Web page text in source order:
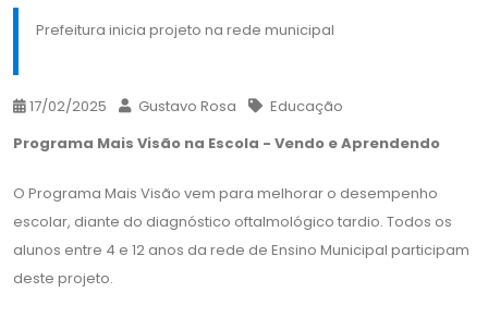
Prefeitura inicia projeto na rede municipal
17/02/2025 Gustavo Rosa
Educação
Programa Mais Visão na Escola - Vendo e Aprendendo
O Programa Mais Visão vem para melhorar o desempenho
escolar, diante do diagnóstico oftalmológico tardio. Todos os
alunos entre 4 e 12 anos da rede de Ensino Municipal participam
deste projeto.